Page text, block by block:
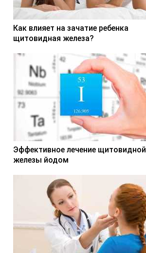
Как влияет на зачатие ребенка
щитовидная железа?
Эффективное лечение щитовидной
железы йодом